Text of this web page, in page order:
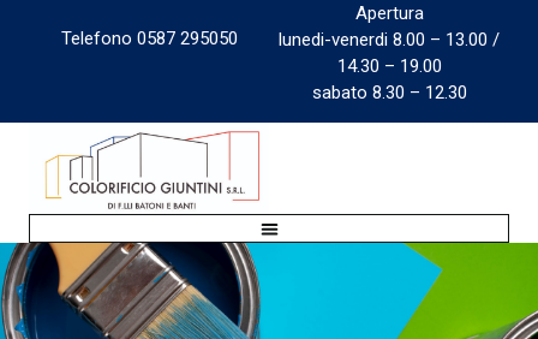
Telefono 0587 295050
Apertura
lunedi-venerdi 8.00 – 13.00 /
14.30 – 19.00
sabato 8.30 – 12.30